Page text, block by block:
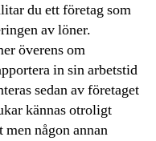
du ett företag som
av löner.
överens om
in sin arbetstid
sedan av företaget
kännas otroligt
någon annan